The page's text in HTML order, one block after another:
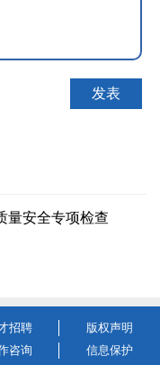
量安全专项检查
招聘
版权声明
咨询 信息保护